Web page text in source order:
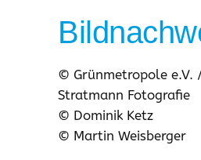
© Grünmetropole e.V.
Stratmann Fotografie
© Dominik Ketz
© Martin Weisberger